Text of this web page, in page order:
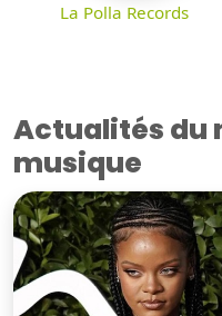
La Polla Records
Actualités du
musique